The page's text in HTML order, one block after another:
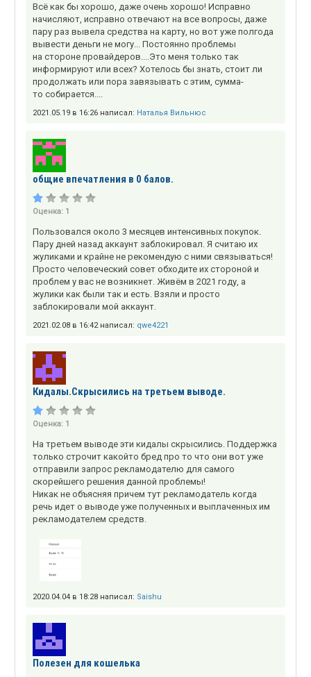
Всё как бы хорошо, даже очень хорошо! Исправно
начисляют, исправно отвечают на все вопросы, даже
пару раз вывела средства на карту, но вот уже полгода
вывести деньги не могу... Постоянно проблемы
на стороне провайдеров....Это меня только так
информируют или всех? Хотелось бы знать, стоит ли
продолжать или пора завязывать с этим, сумма-
то собирается....
2021.05.19 в 16:26 написал: Наталья Вильнюс
общие впечатления в 0 балов.
Оценка: 1
Пользовался около 3 месяцев интенсивных покупок.
Пару дней назад аккаунт заблокировал. Я считаю их
жуликами и крайне не рекомендую с ними связываться!
Просто человеческий совет обходите их стороной и
проблем у вас не возникнет. Живём в 2021 году, а
жулики как были так и есть. Взяли и просто
заблокировали мой аккаунт.
2021.02.08 в 16:42 написал: qwe4221
Кидалы.Скрысились на третьем выводе.
Оценка: 1
На третьем выводе эти кидалы скрысились. Поддержка
только строчит какойто бред про то что они вот уже
отправили запрос рекламодателю для самого
скорейшего решения данной проблемы!
Никак не объясняя причем тут рекламодатель когда
речь идет о выводе уже полученных и выплаченных им
рекламодателем средств.
2020.04.04 в 18:28 написал: Saishu
Полезен для кошелька